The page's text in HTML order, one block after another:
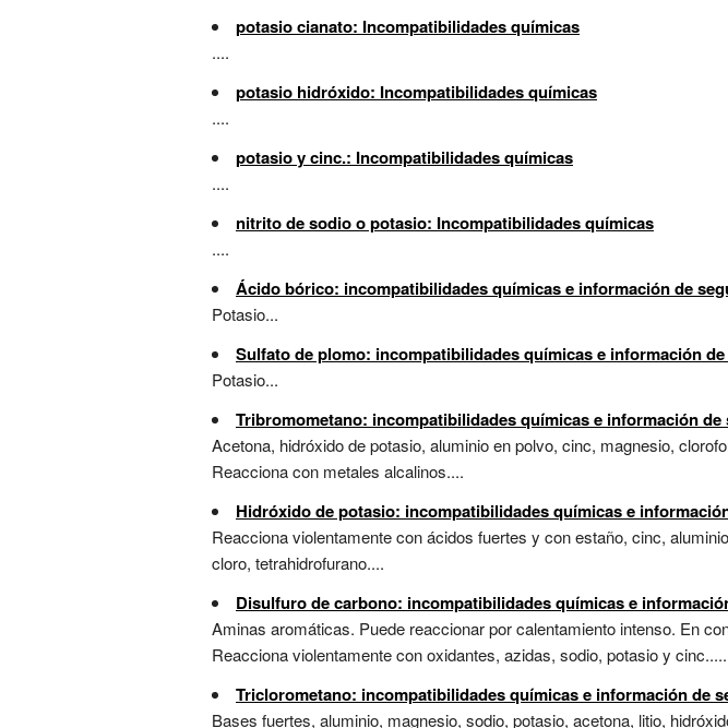
potasio cianato: Incompatibilidades químicas
....
potasio hidróxido: Incompatibilidades químicas
....
potasio y cinc.: Incompatibilidades químicas
....
nitrito de sodio o potasio: Incompatibilidades químicas
....
Ácido bórico: incompatibilidades químicas e información de
Potasio...
Sulfato de plomo: incompatibilidades químicas e información
Potasio...
Tribromometano: incompatibilidades químicas e información de
Acetona, hidróxido de potasio, aluminio en polvo, cinc, magnesio,
Reacciona con metales alcalinos....
Hidróxido de potasio: incompatibilidades químicas e
Reacciona violentamente con ácidos fuertes y con estaño, cinc,
cloro, tetrahidrofurano....
Disulfuro de carbono: incompatibilidades químicas e
Aminas aromáticas. Puede reaccionar por calentamiento intenso. En
Reacciona violentamente con oxidantes, azidas, sodio, potasio y cinc.....
Triclorometano: incompatibilidades químicas e información de
Bases fuertes, aluminio, magnesio, sodio, potasio, acetona, litio,